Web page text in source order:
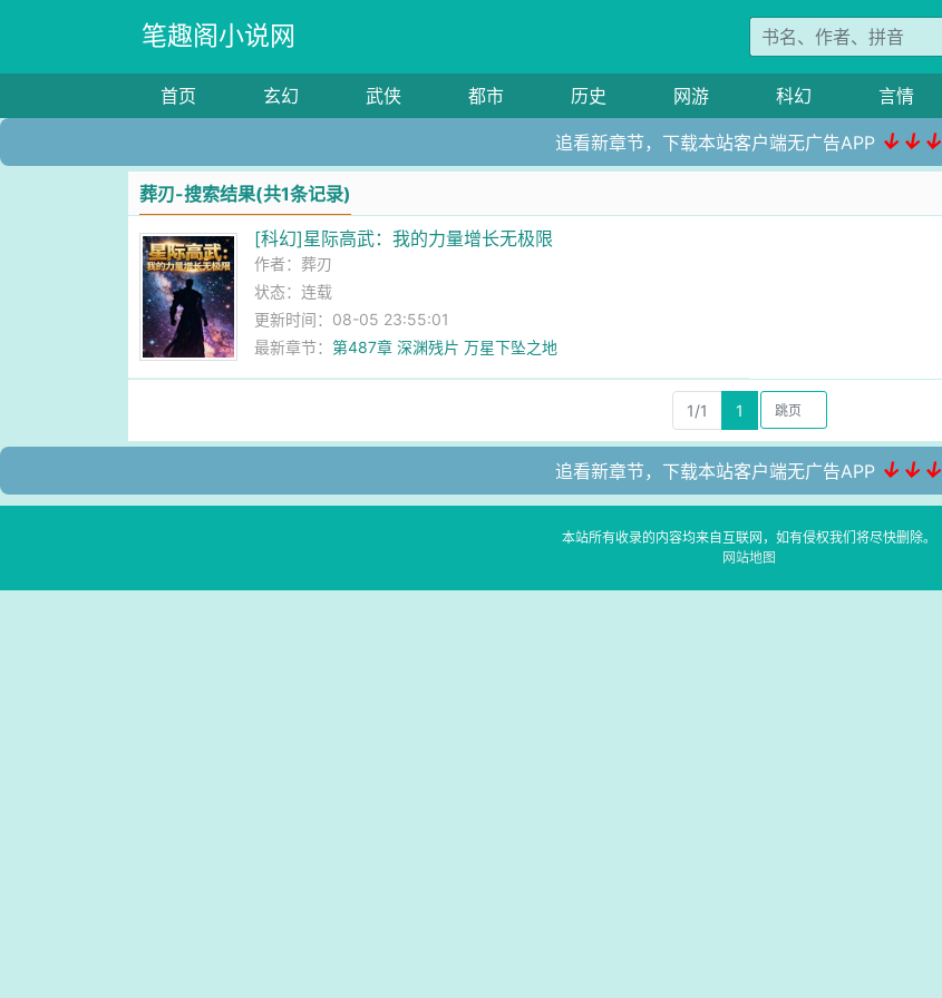
笔趣阁小说网
首页 玄幻 武侠 都市 历史 网游 科幻 言情
追看新章节，下载本站客户端无广告APP ↓↓↓
葬刃-搜索结果(共1条记录)
[科幻]星际高武：我的力量增长无极限
作者：葬刃
状态：连载
更新时间：08-05 23:55:01
最新章节：第487章 深渊残片 万星下坠之地
1/1 1
追看新章节，下载本站客户端无广告APP ↓↓↓
本站所有收录的内容均来自互联网，如有侵权我们将尽快删除。
网站地图